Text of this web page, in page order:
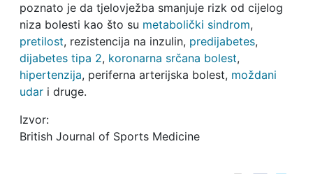
poznato je da tjelovježba smanjuje rizk od cijelog
niza bolesti kao što su metabolički sindrom,
pretilost, rezistencija na inzulin, predijabetes,
dijabetes tipa 2, koronarna srčana bolest,
hipertenzija, periferna arterijska bolest, moždani
udari druge.
Izvor:
British Journal of Sports Medicine